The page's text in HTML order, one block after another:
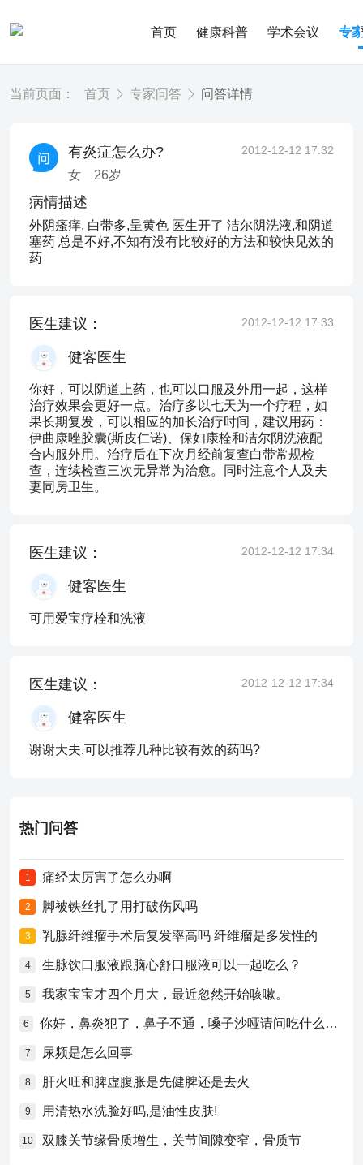
首页 健康科普 学术会议 专
当前页面： 首页 专家问答 问答详情
有炎症怎么办?
女 26岁
2012-12-12 17:32
病情描述
外阴瘙痒, 白带多,呈黄色 医生开了 洁尔阴洗液,和阴道
塞药 总是不好,不知有没有比较好的方法和较快见效的
药
医生建议： 2012-12-12 17:33
健客医生
你好，可以阴道上药，也可以口服及外用一起，这样
治疗效果会更好一点。治疗多以七天为一个疗程，如
果长期复发，可以相应的加长治疗时间，建议用药：
伊曲康唑胶囊(斯皮仁诺)、保妇康栓和洁尔阴洗液配
合内服外用。治疗后在下次月经前复查白带常规检
查，连续检查三次无异常为治愈。同时注意个人及夫
妻同房卫生。
医生建议： 2012-12-12 17:34
健客医生
可用爱宝疗栓和洗液
医生建议： 2012-12-12 17:34
健客医生
谢谢大夫.可以推荐几种比较有效的药吗?
热门问答
1 痛经太厉害了怎么办啊
2 脚被铁丝扎了用打破伤风吗
3 乳腺纤维瘤手术后复发率高吗 纤维瘤是多发性的
4 生脉饮口服液跟脑心舒口服液可以一起吃么？
5 我家宝宝才四个月大，最近忽然开始咳嗽。
6 你好，鼻炎犯了，鼻子不通，嗓子沙哑请问吃什么药比较好？
7 尿频是怎么回事
8 肝火旺和脾虚腹胀是先健脾还是去火
9 用清热水洗脸好吗,是油性皮肤!
10 双膝关节缘骨质增生，关节间隙变窄，骨质节